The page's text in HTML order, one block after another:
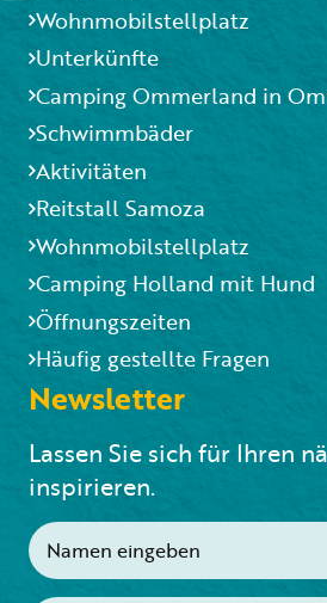
Wohnmobilstellplatz
Unterkünfte
Camping Ommerland in
Schwimmbäder
Aktivitäten
Reitstall Samoza
Wohnmobilstellplatz
Camping Holland mit Hund
Öffnungszeiten
Häufig gestellte Fragen
Newsletter
Lassen Sie sich für Ihren
inspirieren.